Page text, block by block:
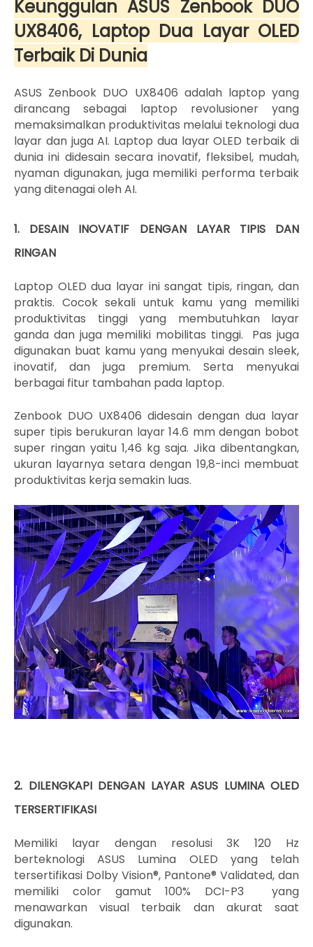
Keunggulan ASUS Zenbook DUO
UX8406, Laptop Dua Layar OLED
Terbaik Di Dunia
ASUS Zenbook DUO UX8406 adalah laptop yang
dirancang sebagai laptop revolusioner yang
memaksimalkan produktivitas melalui teknologi dua
layar dan juga AI. Laptop dua layar OLED terbaik di
dunia ini didesain secara inovatif, fleksibel, mudah,
nyaman digunakan, juga memiliki performa terbaik
yang ditenagai oleh AI.
1. DESAIN INOVATIF DENGAN LAYAR TIPIS DAN
RINGAN
Laptop OLED dua layar ini sangat tipis, ringan, dan
praktis. Cocok sekali untuk kamu yang memiliki
produktivitas tinggi yang membutuhkan layar
ganda dan juga memiliki mobilitas tinggi. Pas juga
digunakan buat kamu yang menyukai desain sleek,
inovatif, dan juga premium. Serta menyukai
berbagai fitur tambahan pada laptop.
Zenbook DUO UX8406 didesain dengan dua layar
super tipis berukuran layar 14.6 mm dengan bobot
super ringan yaitu 1,46 kg saja. Jika dibentangkan,
ukuran layarnya setara dengan 19,8-inci membuat
produktivitas kerja semakin luas.
2. DILENGKAPI DENGAN LAYAR ASUS LUMINA OLED
TERSERTIFIKASI
Memiliki layar dengan resolusi 3K 120 Hz
berteknologi ASUS Lumina OLED yang telah
tersertifikasi Dolby Vision®, Pantone® Validated, dan
memiliki color gamut 100% DCI-P3 yang
menawarkan visual terbaik dan akurat saat
digunakan.